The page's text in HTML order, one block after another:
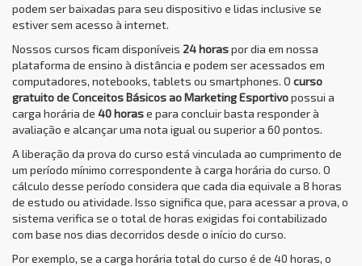
podem ser baixadas para seu dispositivo e lidas inclusive se
estiver sem acesso à internet.
Nossos cursos ficam disponíveis 24 horaspor dia em nossa
plataforma de ensino à distância e podem ser acessados em
computadores, notebooks, tablets ou smartphones. O curso
gratuito de Conceitos Básicos ao Marketing Esportivopossui a
carga horária de 40 horase para concluir basta responder à
avaliação e alcançar uma nota igual ou superior a 60 pontos.
A liberação da prova do curso está vinculada ao cumprimento de
um período mínimo correspondente à carga horária do curso. O
cálculo desse período considera que cada dia equivale a 8 horas
de estudo ou atividade. Isso significa que, para acessar a prova, o
sistema verifica se o total de horas exigidas foi contabilizado
com base nos dias decorridos desde o início do curso.
Por exemplo, se a carga horária total do curso é de 40 horas, o